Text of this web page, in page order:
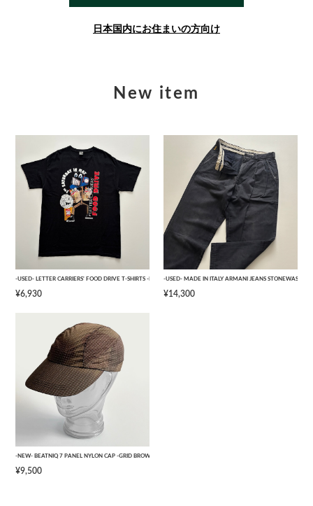
日本国内にお住まいの方向け
New item
-USED- LETTER CARRIERS' FOOD DRIVE T-SHIRTS -BLACK- [L]
¥6,930
-USED- MADE IN ITALY ARMANI JEANS
¥14,300
-NEW- BEATNIQ 7 PANEL NYLON CAP -GRID BROWN CAMOUFLAGE- [ONE SIZE]
¥9,500